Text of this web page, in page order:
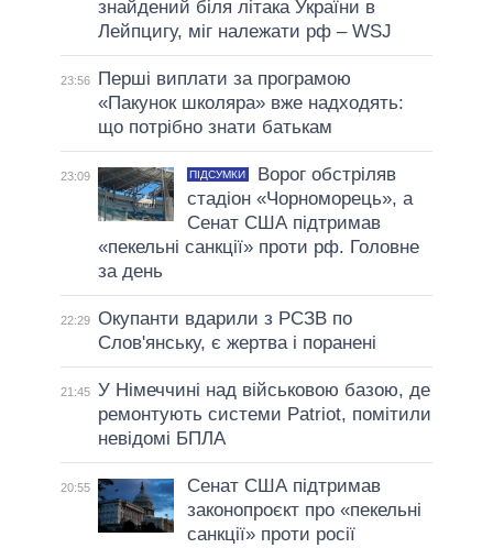
знайдений біля літака України в
Лейпцигу, міг належати рф – WSJ
23:56
Перші виплати за програмою
«Пакунок школяра» вже надходять:
що потрібно знати батькам
23:09 ПІДСУМКИ
Ворог обстріляв
стадіон «Чорноморець», а
Сенат США підтримав
«пекельні санкції» проти рф. Головне
за день
22:29 Окупанти вдарили з РСЗВ по
Слов'янську, є жертва і поранені
21:45 У Німеччині над військовою базою, де
ремонтують системи Patriot, помітили
невідомі БПЛА
20:55
Сенат США підтримав
законопроєкт про «пекельні
санкції» проти росії